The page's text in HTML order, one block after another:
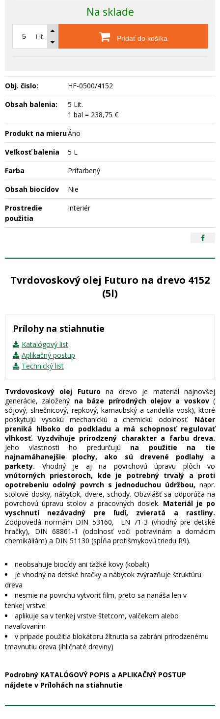
Na sklade
Lit. Pridať do košíka
Obj. čislo:
HF-0500/4152
Obsah balenia:
5 Lit.
1 bal = 238,75 €
Produkt na mieruÁno
Veľkosť balenia
5 L
Farba
Prifarbený
Obsah biocídov
Nie
Prostredie
použitia
Interiér
Tvrdovoskový olej Futuro na drevo 4152
(5l)
Prílohy na stiahnutie
Katalógový list
Aplikačný postup
Technický list
Tvrdovoskový olej Futuro na drevo je materiál najnovšej
generácie, založený na báze prírodných olejov a voskov(
sójový, slnečnicový, repkový, karnaubský a candelila vosk), ktoré
poskytujú vysokú mechanickú a chemickú odolnosť. Náter
preniká hlboko do podkladu a má schopnosť regulovať
vlhkosť. Vyzdvihuje prirodzený charakter a farbu dreva.
Jeho vlastnosti ho predurčujú na použitie na tie
najnamáhanejšie plochy, ako sú drevené podlahy a
parkety. Vhodný je aj na povrchovú úpravu plôch vo
vnútorných priestoroch, kde je potrebný trvalý a proti
opotrebeniu odolný povrch s jednoduchou údržbou, napr.
stolové dosky, nábytok, dvere, schody. Obzvlášť sa odporúča na
povrchovú úpravu stolov a pracovných dosiek. Materiál je po
vyschnutí nezávadný pre ľudí, zvieratá a rastliny.
Zodpovedá normám DIN 53160, EN 71-3 (vhodný pre detské
hračky), DIN 68861-1 (odolnosť voči potravinám a domácim
chemikáliám) a DIN 51130 (spĺňa protišmykovú triedu R9).
neobsahuje biocídy ani ťažké kovy (kobalt)
je vhodný na detské hračky a nábytok zvýrazňuje štruktúru
dreva
nesmie na povrchu vytvoriť film, preto sa nanáša len v
tenkej vrstve
aplikuje sa v tenkej vrstve štetcom, valčekom alebo
navaľovaním
v prípade použitia blokátoru žltnutia sa zabráni prirodzenému
tmavnutiu dreva (ihličnaté dreviny)
Podrobný KATALÓGOVÝ POPIS a APLIKAČNÝ POSTUP
nájdete v Prílohách na stiahnutie